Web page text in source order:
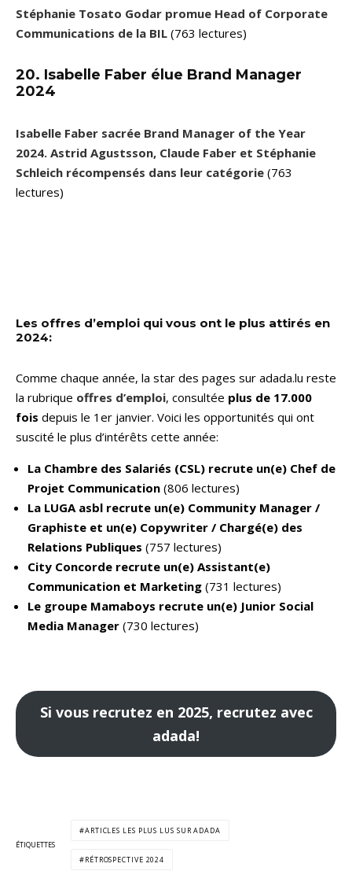
Stéphanie Tosato Godar promue Head of Corporate
Communications de la BIL (763 lectures)
20. Isabelle Faber élue Brand Manager
2024
Isabelle Faber sacrée Brand Manager of the Year
2024. Astrid Agustsson, Claude Faber et Stéphanie
Schleich récompensés dans leur catégorie (763
lectures)
Les offres d’emploi qui vous ont le plus attirés en
2024:
Comme chaque année, la star des pages sur adada.lu reste
la rubrique offres d’emploi, consultée plus de 17.000
fois depuis le 1er janvier. Voici les opportunités qui ont
suscité le plus d’intérêts cette année:
La Chambre des Salariés (CSL) recrute un(e) Chef de
Projet Communication (806 lectures)
La LUGA asbl recrute un(e) Community Manager /
Graphiste et un(e) Copywriter / Chargé(e) des
Relations Publiques (757 lectures)
City Concorde recrute un(e) Assistant(e)
Communication et Marketing (731 lectures)
Le groupe Mamaboys recrute un(e) Junior Social
Media Manager (730 lectures)
Si vous recrutez en 2025, recrutez avec
adada!
ÉTIQUETTES
ARTICLES LES PLUS LUS SUR ADADA
RÉTROSPECTIVE 2024